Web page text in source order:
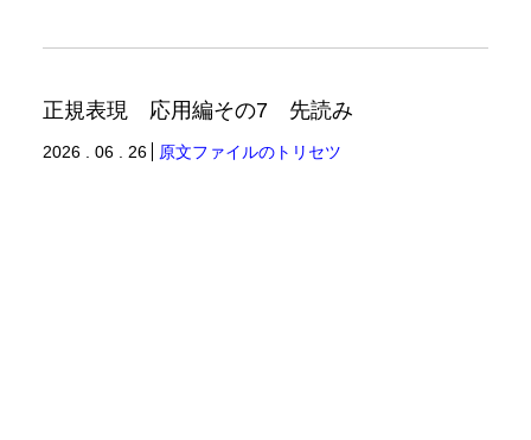
正規表現 応用編その7 先読み
2026 . 06 . 26 原文ファイルのトリセツ